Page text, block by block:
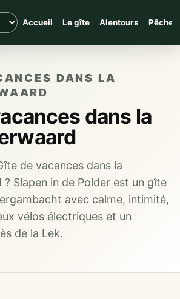
Accueil Le gîte Alentours Pêche
DANS LA
dans la
de vacances dans la
Slapen in de Polder est un gîte
avec calme, intimité,
vélos électriques et un
de la Lek.